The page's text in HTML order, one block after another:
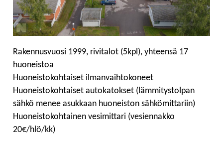
Rakennusvuosi 1999, rivitalot (5kpl), yhteensä 17
huoneistoa
Huoneistokohtaiset ilmanvaihtokoneet
Huoneistokohtaiset autokatokset (lämmitystolpan
sähkö menee asukkaan huoneiston sähkömittariin)
Huoneistokohtainen vesimittari (vesiennakko
20€/hlö/kk)